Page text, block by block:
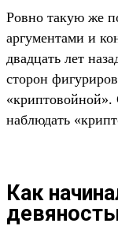
Ровно такую же
аргументами и
двадцать лет
сторон
«криптовойной».
наблюдать
Как